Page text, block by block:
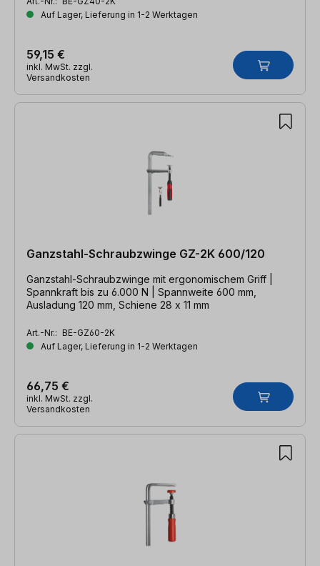
Auf Lager, Lieferung in 1-2 Werktagen
59,15 €
inkl. MwSt. zzgl.
Versandkosten
Ganzstahl-Schraubzwinge GZ-2K 600/120
Ganzstahl-Schraubzwinge mit ergonomischem Griff |
Spannkraft bis zu 6.000 N | Spannweite 600 mm,
Ausladung 120 mm, Schiene 28 x 11 mm
Art.-Nr.: BE-GZ60-2K
Auf Lager, Lieferung in 1-2 Werktagen
66,75 €
inkl. MwSt. zzgl.
Versandkosten